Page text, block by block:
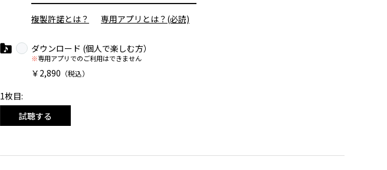
複製許諾とは？ 専用アプリとは？(必読)
ダウンロード (個人で楽しむ方）
※専用アプリでのご利用はできません
￥2,890 （税込）
1枚目:
試聴する